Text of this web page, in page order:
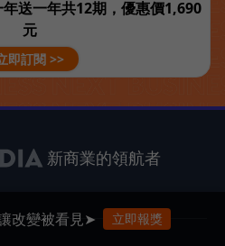
送一年共12期，優惠價1,690
元
即訂閱 >>
新商業的領航者
改變被看見➤ 立即報獎